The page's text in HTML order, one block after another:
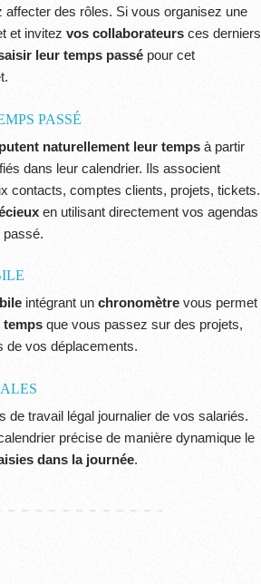
affecter des rôles. Si vous organisez une
et invitez vos collaborateurs ces derniers
leur temps passé pour cet
PASSÉ
naturellement leur temps à partir
dans leur calendrier. Ils associent
contacts, comptes clients, projets, tickets.
en utilisant directement vos agendas
passé.
intégrant un chronomètre vous permet
temps que vous passez sur des projets,
de vos déplacements.
de travail légal journalier de vos salariés.
précise de manière dynamique le
dans la journée.